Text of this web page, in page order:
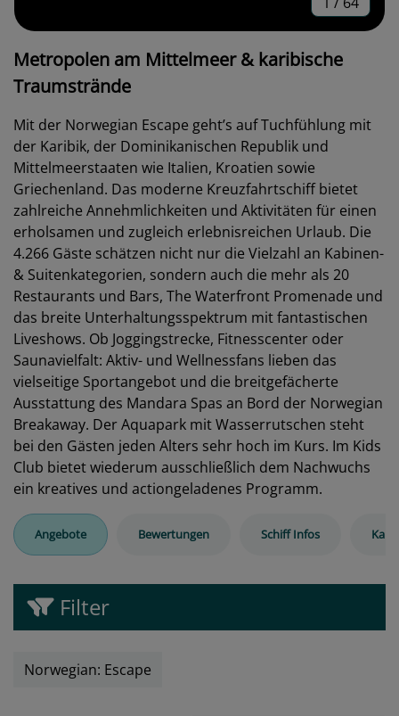
Metropolen am Mittelmeer & karibische
Traumstrände
Mit der Norwegian Escape geht’s auf Tuchfühlung mit
der Karibik, der Dominikanischen Republik und
Mittelmeerstaaten wie Italien, Kroatien sowie
Griechenland. Das moderne Kreuzfahrtschiff bietet
zahlreiche Annehmlichkeiten und Aktivitäten für einen
erholsamen und zugleich erlebnisreichen Urlaub. Die
4.266 Gäste schätzen nicht nur die Vielzahl an Kabinen-
& Suitenkategorien, sondern auch die mehr als 20
Restaurants und Bars, The Waterfront Promenade und
das breite Unterhaltungsspektrum mit fantastischen
Liveshows. Ob Joggingstrecke, Fitnesscenter oder
Saunavielfalt: Aktiv- und Wellnessfans lieben das
vielseitige Sportangebot und die breitgefächerte
Ausstattung des Mandara Spas an Bord der Norwegian
Breakaway. Der Aquapark mit Wasserrutschen steht
bei den Gästen jeden Alters sehr hoch im Kurs. Im Kids
Club bietet wiederum ausschließlich dem Nachwuchs
ein kreatives und actiongeladenes Programm.
Angebote Bewertungen Schiff Infos
Filter
Norwegian: Escape